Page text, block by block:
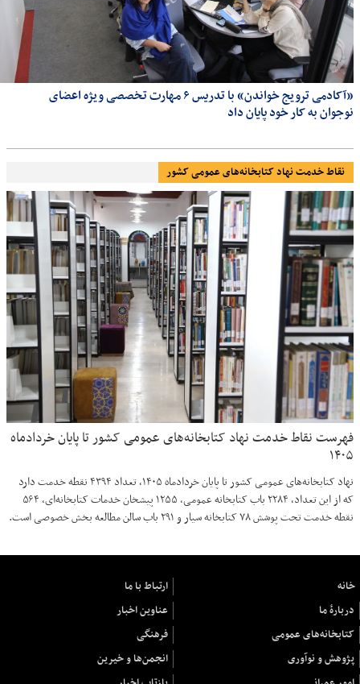
«آکادمی ترویج خواندن» با تدریس ۶ مهارت تخصصی ویژه اعضای
نوجوان به کار خود پایان داد
نقاط خدمت نهاد کتابخانه‌های عمومی کشور
فهرست نقاط خدمت نهاد کتابخانه‌های عمومی کشور تا پایان خردادماه
۱۴۰۵
نهاد کتابخانه‌های عمومی کشور تا پایان خردادماه ۱۴۰۵، تعداد ۴۳۹۴ نقطه خدمت دارد
که از این تعداد، ۲۲۸۴ باب کتابخانه عمومی، ۱۲۵۵ پیشخان خدمات کتابخانه‌ای، ۵۶۴
نقطه خدمت تحت پوشش ۷۸ کتابخانه سیار و ۲۹۱ باب سالن مطالعه بخش خصوصی است.
خانه
ارتباط با ما
دربارهٔ ما
عناوین اخبار
کتابخانه‌های عمومی
فرهنگی
پژوهش و نوآوری
انجمن‌ها و خیرین